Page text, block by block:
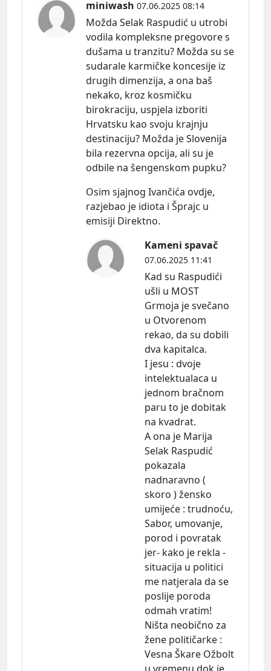
miniwash 07.06.2025 08:14
Možda Selak Raspudić u utrobi
vodila kompleksne pregovore s
dušama u tranzitu? Možda su se
sudarale karmičke koncesije iz
drugih dimenzija, a ona baš
nekako, kroz kosmičku
birokraciju, uspjela izboriti
Hrvatsku kao svoju krajnju
destinaciju? Možda je Slovenija
bila rezervna opcija, ali su je
odbile na šengenskom pupku?
Osim sjajnog Ivančića ovdje,
razjebao je idiota i Šprajc u
emisiji Direktno.
Kameni spavač
07.06.2025 11:41
Kad su Raspudići
ušli u MOST
Grmoja je svečano
u Otvorenom
rekao, da su dobili
dva kapitalca.
I jesu : dvoje
intelektualaca u
jednom bračnom
paru to je dobitak
na kvadrat.
A ona je Marija
Selak Raspudić
pokazala
nadnaravno (
skoro ) žensko
umijeće : trudnoću,
Sabor, umovanje,
porod i povratak
jer- kako je rekla -
situacija u politici
me natjerala da se
poslije poroda
odmah vratim!
Ništa neobično za
žene političarke :
Vesna Škare Ožbolt